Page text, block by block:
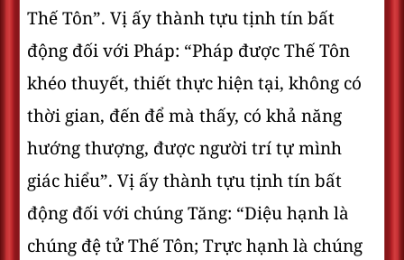
Thế Tôn”. Vị ấy thành tựu tịnh tín bất
động đối với Pháp: “Pháp được Thế Tôn
khéo thuyết, thiết thực hiện tại, không có
thời gian, đến để mà thấy, có khả năng
hướng thượng, được người trí tự mình
giác hiểu”. Vị ấy thành tựu tịnh tín bất
động đối với chúng Tăng: “Diệu hạnh là
chúng đệ tử Thế Tôn; Trực hạnh là chúng